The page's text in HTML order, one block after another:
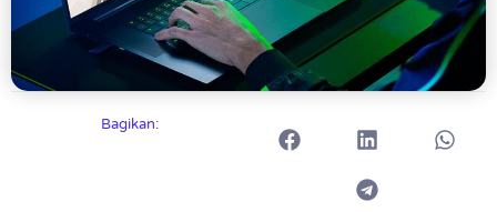
Bagikan: